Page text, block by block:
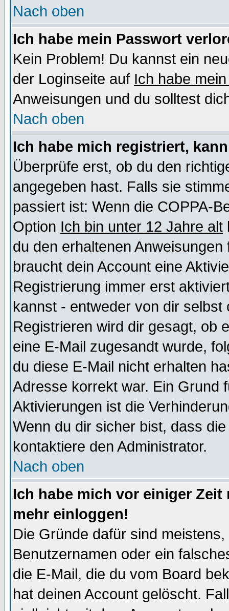
Nach oben
Ich habe mein Passwort
Kein Problem! Du kannst ein
der Loginseite auf Ich habe
Anweisungen und du solltest
Nach oben
Ich habe mich registriert,
Überprüfe erst, ob du den
angegeben hast. Falls sie
passiert ist: Wenn die COPPA-
Option Ich bin unter 12 Jahre alt
du den erhaltenen
braucht dein Account eine
Registrierung immer erst
kannst - entweder von dir selbst
Registrieren wird dir gesagt, ob
eine E-Mail zugesandt wurde,
du diese E-Mail nicht erhalten
Adresse korrekt war. Ein Grund
Aktivierungen ist die
Wenn du dir sicher bist, dass
kontaktiere den Administrator.
Nach oben
Ich habe mich vor einiger
mehr einloggen!
Die Gründe dafür sind
Benutzernamen oder ein
die E-Mail, die du vom Board
hat deinen Account gelöscht.